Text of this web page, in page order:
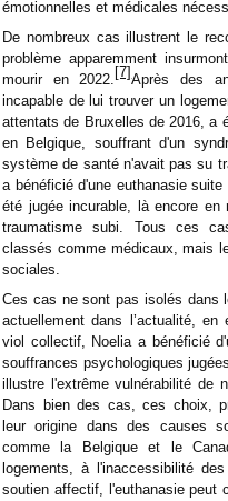
émotionnelles et médicales
De nombreux cas illustrent le
problème apparemment
mourir en 2022. [7]Après des
incapable de lui trouver un
attentats de Bruxelles de 2016, a
en Belgique, souffrant d'un
système de santé n'avait pas su
a bénéficié d'une euthanasie
été jugée incurable, là encore
traumatisme subi. Tous ces
classés comme médicaux, mais
sociales.
Ces cas ne sont pas isolés dans
actuellement dans l’actualité,
viol collectif, Noelia a bénéficié
souffrances psychologiques
illustre l'extrême vulnérabilité de
Dans bien des cas, ces choix,
leur origine dans des causes
comme la Belgique et le
logements, à l'inaccessibilité
soutien affectif, l'euthanasie peut